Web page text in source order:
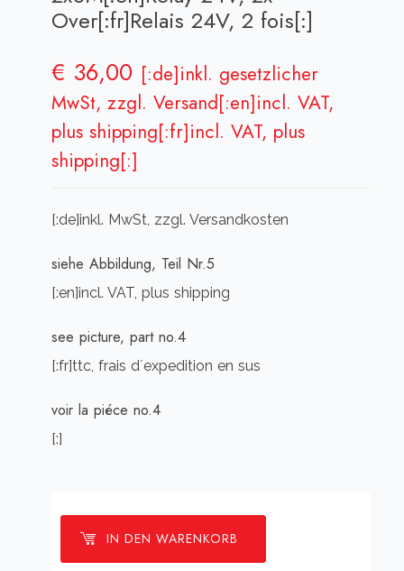
Over[:fr]Relais 24V, 2 fois[:]
€ 36,00 [:de]inkl. gesetzlicher
MwSt, zzgl. Versand[:en]incl. VAT,
plus shipping[:fr]incl. VAT, plus
shipping[:]
[:de]inkl. MwSt, zzgl. Versandkosten
siehe Abbildung, Teil Nr.5
[:en]incl. VAT, plus shipping
see picture, part no.4
[:fr]ttc, frais d´expedition en sus
voir la piéce no.4
[:]
IN DEN WARENKORB